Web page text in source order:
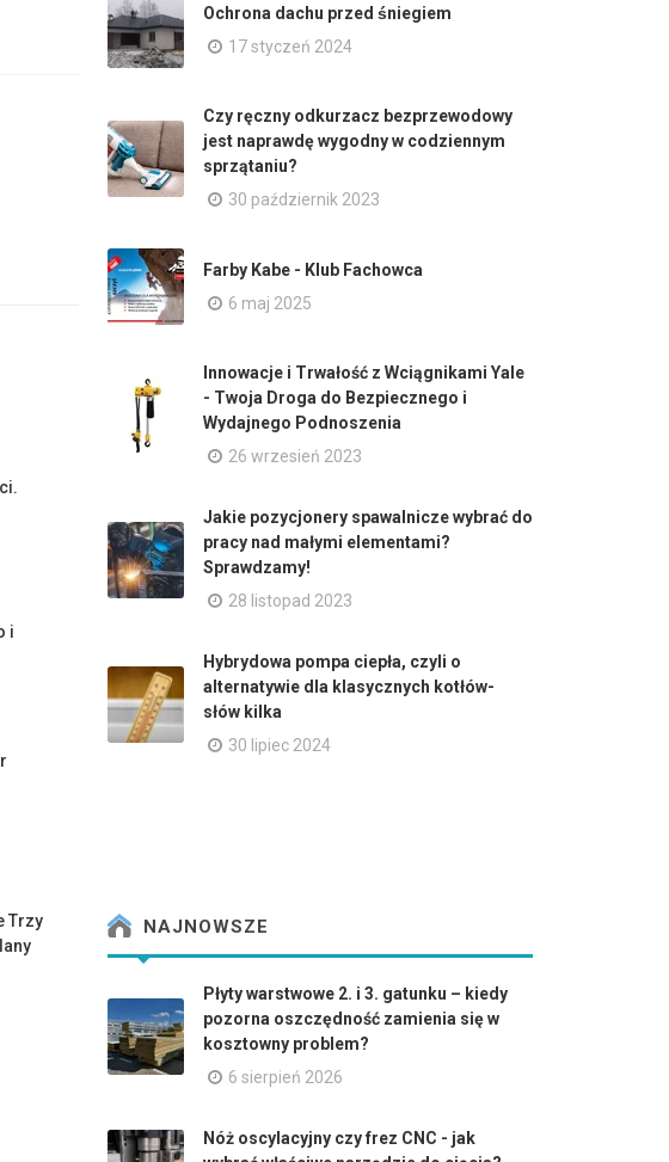
i
Trzy
Ochrona dachu przed śniegiem
17 styczeń 2024
Czy ręczny odkurzacz bezprzewodowy
jest naprawdę wygodny w codziennym
sprzątaniu?
30 październik 2023
Farby Kabe - Klub Fachowca
6 maj 2025
Innowacje i Trwałość z Wciągnikami Yale
- Twoja Droga do Bezpiecznego i
Wydajnego Podnoszenia
26 wrzesień 2023
Jakie pozycjonery spawalnicze wybrać do
pracy nad małymi elementami?
Sprawdzamy!
28 listopad 2023
Hybrydowa pompa ciepła, czyli o
alternatywie dla klasycznych kotłów-
słów kilka
30 lipiec 2024
NAJNOWSZE
Płyty warstwowe 2. i 3. gatunku – kiedy
pozorna oszczędność zamienia się w
kosztowny problem?
6 sierpień 2026
Nóż oscylacyjny czy frez CNC - jak